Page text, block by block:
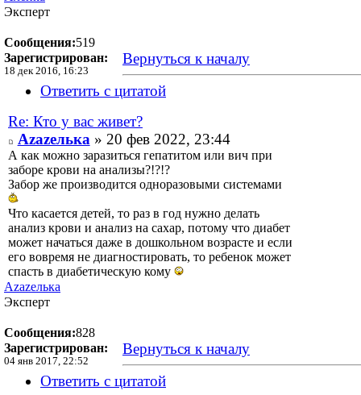
Эксперт
Сообщения:519
Зарегистрирован:
18 дек 2016, 16:23
Вернуться к началу
Ответить с цитатой
Re: Кто у вас живет?
Аzаzелька » 20 фев 2022, 23:44
А как можно заразиться гепатитом или вич при
заборе крови на анализы?!?!?
Забор же производится одноразовыми системами
Что касается детей, то раз в год нужно делать
анализ крови и анализ на сахар, потому что диабет
может начаться даже в дошкольном возрасте и если
его вовремя не диагностировать, то ребенок может
спасть в диабетическую кому
Аzаzелька
Эксперт
Сообщения:828
Зарегистрирован:
04 янв 2017, 22:52
Вернуться к началу
Ответить с цитатой